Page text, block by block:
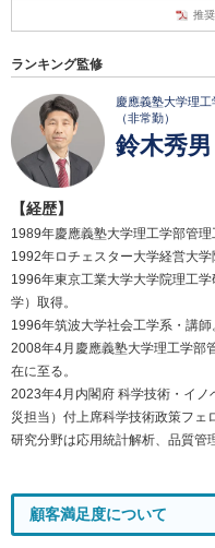
推
ランキング監修
慶應義塾大学理
（非常勤）
鈴木秀男
【経歴】
1989年慶應義塾大学理工学部管理
1992年ロチェスター大学経営大学
1996年東京工業大学大学院理工
学）取得。
1996年筑波大学社会工学系・講師
2008年4月慶應義塾大学理工学部
在に至る。
2023年4月内閣府 科学技術・イ
災担当）付上席科学技術政策フェ
研究分野は応用統計解析、品質管
顧客満足度について